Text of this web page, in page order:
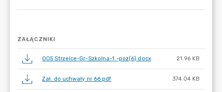
ZAŁĄCZNIKI
005 Strzelce-Gr-Szkolna-1 -poz(6).docx 21.96 KB
Zał. do uchwały nr 66.pdf 374.04 KB